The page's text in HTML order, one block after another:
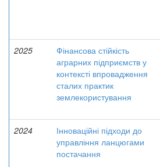
2025
Фінансова стійкість
аграрних підприємств у
контексті впровадження
сталих практик
землекористування
2024
Інноваційні підходи до
управління ланцюгами
постачання